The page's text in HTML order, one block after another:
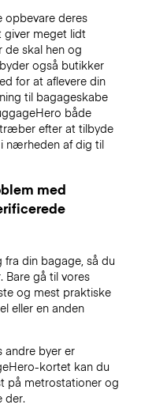
opbevare deres
giver meget lidt
de skal hen og
også butikker
for at aflevere din
til bagageskabe
både
efter at tilbyde
nærheden af dig til
med
din bagage, så du
Bare gå til vores
og mest praktiske
eller en anden
andre byer er
kortet kan du
på metrostationer og
der.